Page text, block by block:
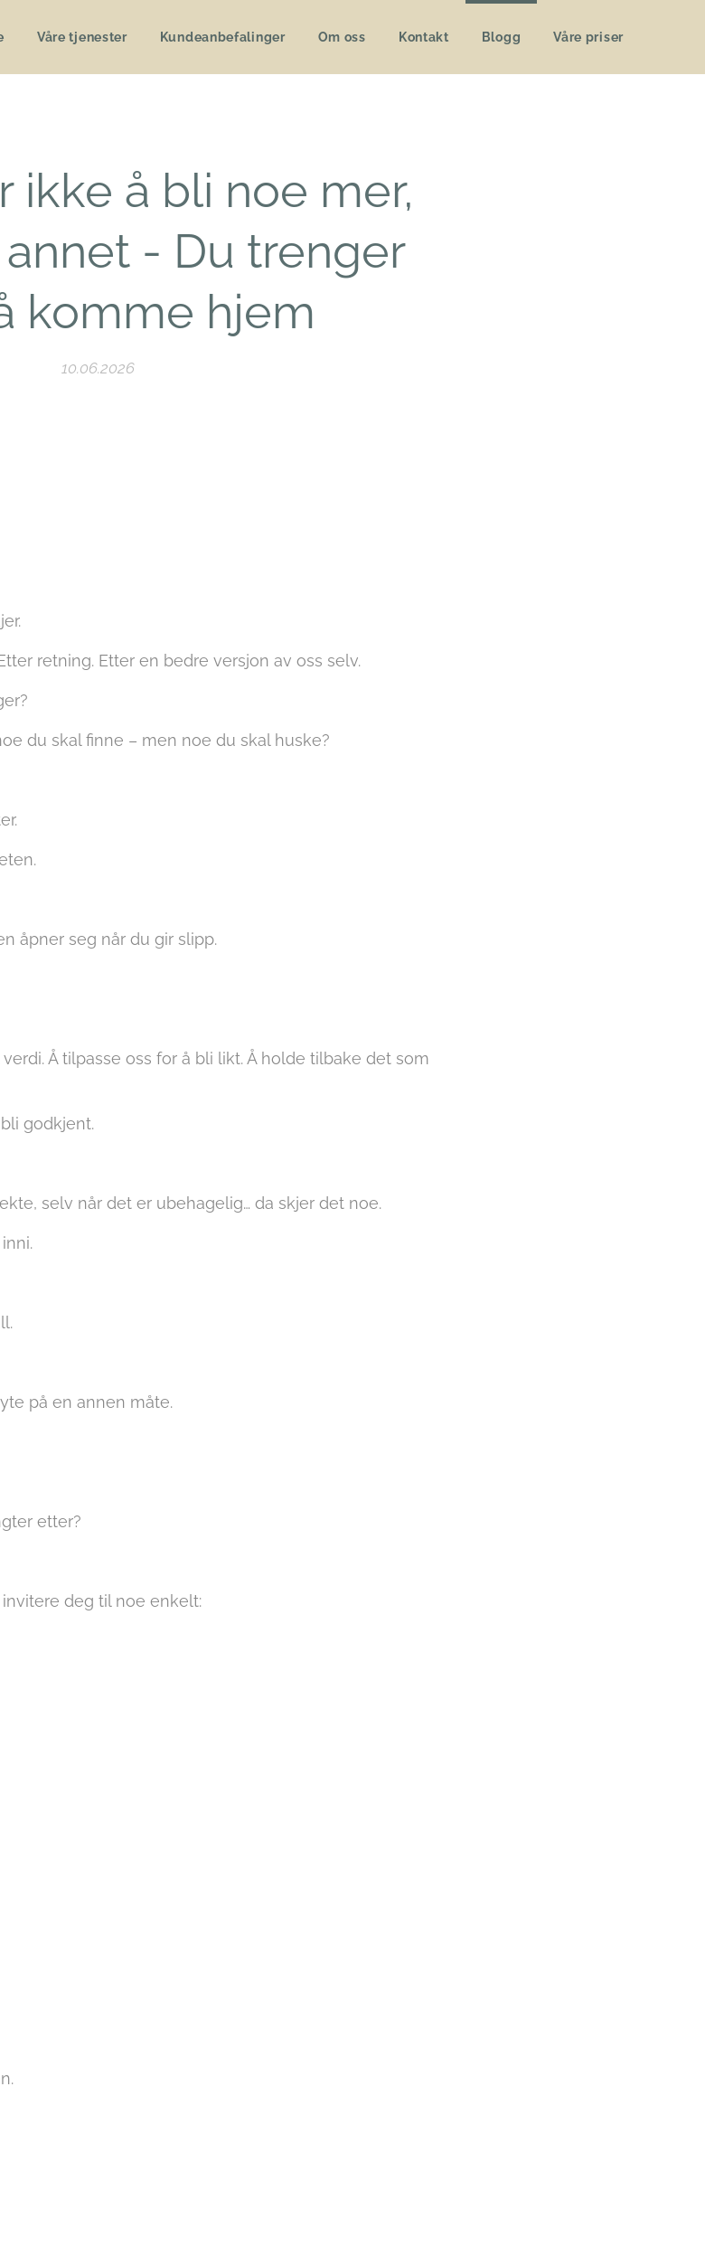
Våre tjenester Kundeanbefalinger Om oss Kontakt Blogg Våre priser
ikke å bli noe mer,
- Du trenger
komme hjem
10.06.2026
retning. Etter en bedre versjon av oss selv.
du skal finne – men noe du skal huske?
åpner seg når du gir slipp.
Å tilpasse oss for å bli likt. Å holde tilbake det som
godkjent.
selv når det er ubehagelig… da skjer det noe.
på en annen måte.
etter?
deg til noe enkelt: